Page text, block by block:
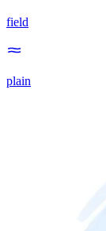
field
plain